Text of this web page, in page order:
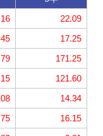
22.09
17.25
171.25
121.60
14.34
16.15